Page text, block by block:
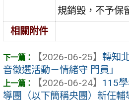
規銷毀，不予保
相關附件
【2026-06-25】 轉知
音徵選活動－情緒守 門員」
【2026-06-24】 115
導團（以下簡稱央團）新任輔